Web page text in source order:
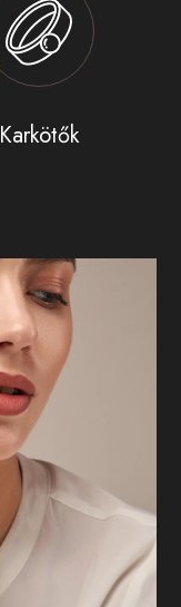
Karkötők